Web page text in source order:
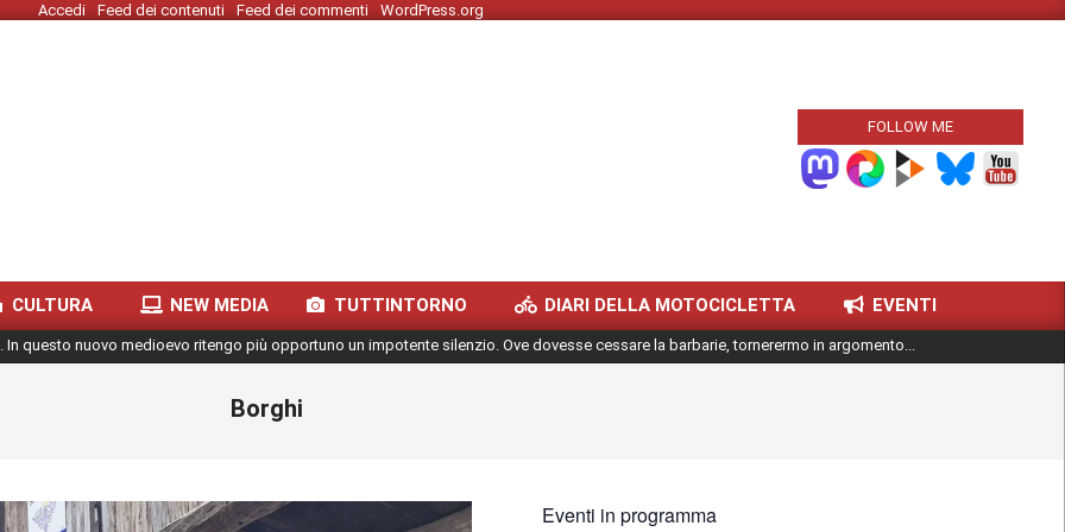
Accedi Feed dei contenuti Feed dei commenti WordPress.org
FOLLOW ME
CULTURA NEW MEDIA TUTTINTORNO DIARI DELLA MOTOCICLETTA EVENTI
questo nuovo medioevo ritengo più opportuno un impotente silenzio. Ove dovesse cessare la barbarie, tornerermo in argomento...
Borghi
Eventi in programma